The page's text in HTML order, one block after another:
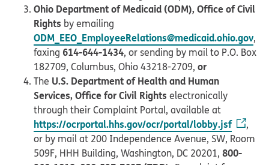
Ohio Department of Medicaid (ODM), Office of Civil
Rights by emailing
ODM_EEO_EmployeeRelations@medicaid.ohio.gov,
faxing 614-644-1434, or sending by mail to P.O. Box
182709, Columbus, Ohio 43218-2709, or
The U.S. Department of Health and Human
Services, Office for Civil Rights electronically
through their Complaint Portal, available at
https://ocrportal.hhs.gov/ocr/portal/lobby.jsf
,
or by mail at 200 Independence Avenue, SW, Room
509F, HHH Building, Washington, DC 20201, 800-